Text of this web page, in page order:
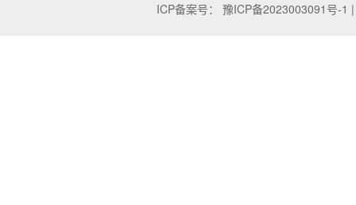
ICP备案号：
豫ICP备2023003091号-1